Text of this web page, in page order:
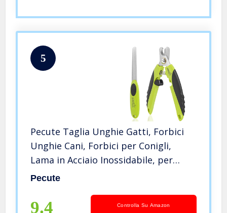
5
Pecute Taglia Unghie Gatti, Forbici
Unghie Cani, Forbici per Conigli,
Lama in Acciaio Inossidabile, per
Gatti Cani Medi e Grandi, 1 Lima per
Unghie Ruvide e Affilate
Pecute
9.4 Controlla Su Amazon